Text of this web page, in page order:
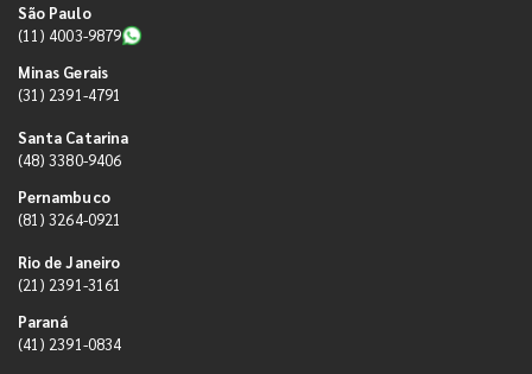
São Paulo
(11) 4003-9879
Minas Gerais
(31) 2391-4791
Santa Catarina
(48) 3380-9406
Pernambuco
(81) 3264-0921
Rio de Janeiro
(21) 2391-3161
Paraná
(41) 2391-0834